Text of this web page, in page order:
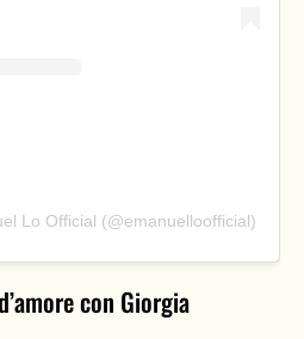
Lo Official (@emanuelloofficial)
con Giorgia